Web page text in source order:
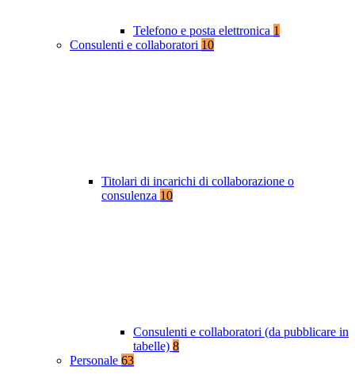
Telefono e posta elettronica 1
Consulenti e collaboratori 10
Titolari di incarichi di collaborazione o
consulenza 10
Consulenti e collaboratori (da pubblicare in
tabelle) 8
Personale 63